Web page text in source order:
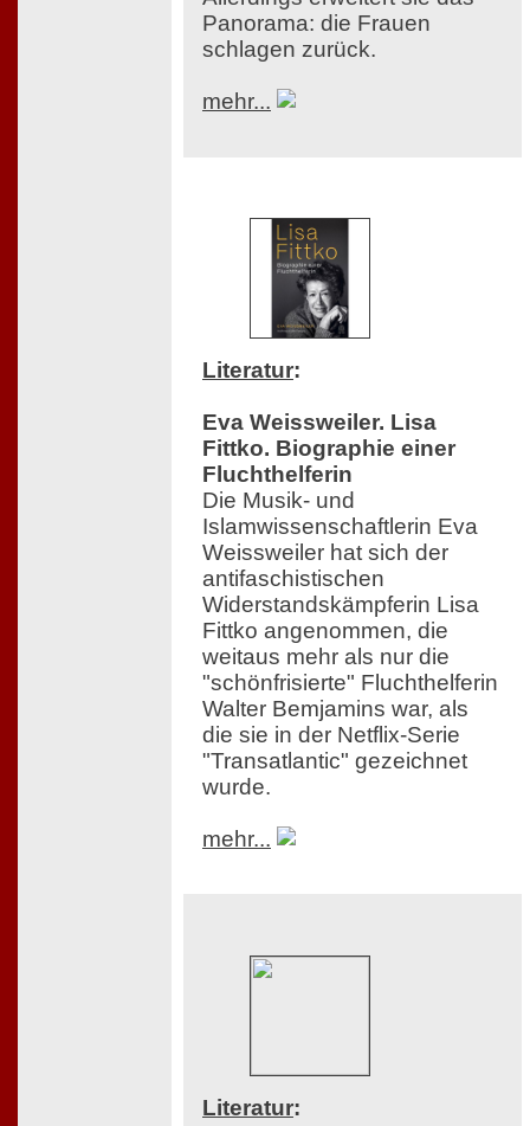
Panorama: die Frauen
schlagen zurück.
mehr...
Literatur:
Eva Weissweiler. Lisa
Fittko. Biographie einer
Fluchthelferin
Die Musik- und
Islamwissenschaftlerin Eva
Weissweiler hat sich der
antifaschistischen
Widerstandskämpferin Lisa
Fittko angenommen, die
weitaus mehr als nur die
"schönfrisierte" Fluchthelferin
Walter Bemjamins war, als
die sie in der Netflix-Serie
"Transatlantic" gezeichnet
wurde.
mehr...
Literatur: